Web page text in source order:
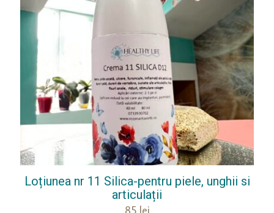
Loțiunea nr 11 Silica-pentru piele, unghii si
articulații